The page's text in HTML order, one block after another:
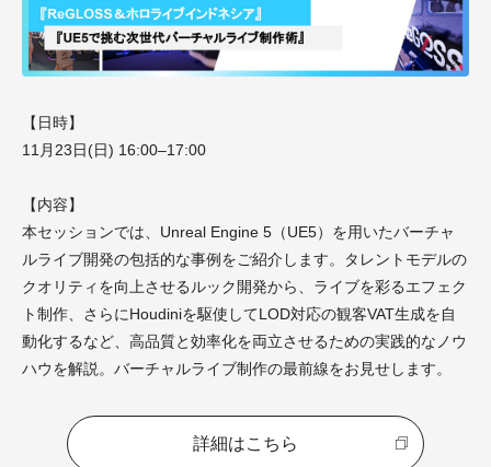
【日時】
11月23日(日) 16:00–17:00
【内容】
本セッションでは、Unreal Engine 5（UE5）を用いたバーチャ
ルライブ開発の包括的な事例をご紹介します。タレントモデルの
クオリティを向上させるルック開発から、ライブを彩るエフェク
ト制作、さらにHoudiniを駆使してLOD対応の観客VAT生成を自
動化するなど、高品質と効率化を両立させるための実践的なノウ
ハウを解説。バーチャルライブ制作の最前線をお見せします。
詳細はこちら